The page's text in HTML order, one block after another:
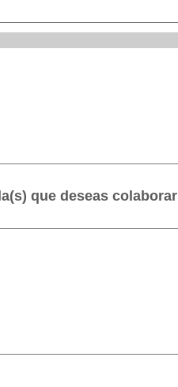
que deseas colaborar